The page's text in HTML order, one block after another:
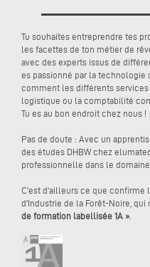
Tu souhaites entreprendre tes
les facettes de ton métier de
avec des experts issus de
es passionné par la technologie
comment les différents
logistique ou la comptabilité
Tu es au bon endroit chez nous !
Pas de doute : Avec un
des études DHBW chez
professionnelle dans le
C'est d'ailleurs ce que confirme
d'Industrie de la Forêt-Noire, qui
de formation labellisée 1A ».